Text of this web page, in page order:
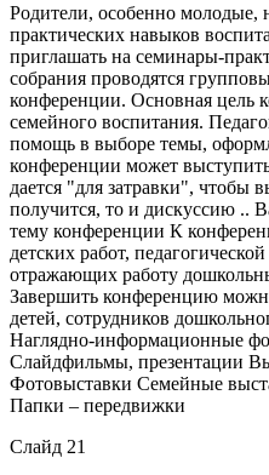
Родители, особенно молодые,
практических навыков
приглашать на семинары-
собрания проводятся
конференции. Основная цель
семейного воспитания.
помощь в выборе темы,
конференции может
дается "для затравки", чтобы
получится, то и дискуссию ..
тему конференции К
детских работ,
отражающих работу
Завершить конференцию
детей, сотрудников
Наглядно-информационные
Слайдфильмы, презентации
Фотовыставки Семейные
Папки – передвижки
Слайд 21